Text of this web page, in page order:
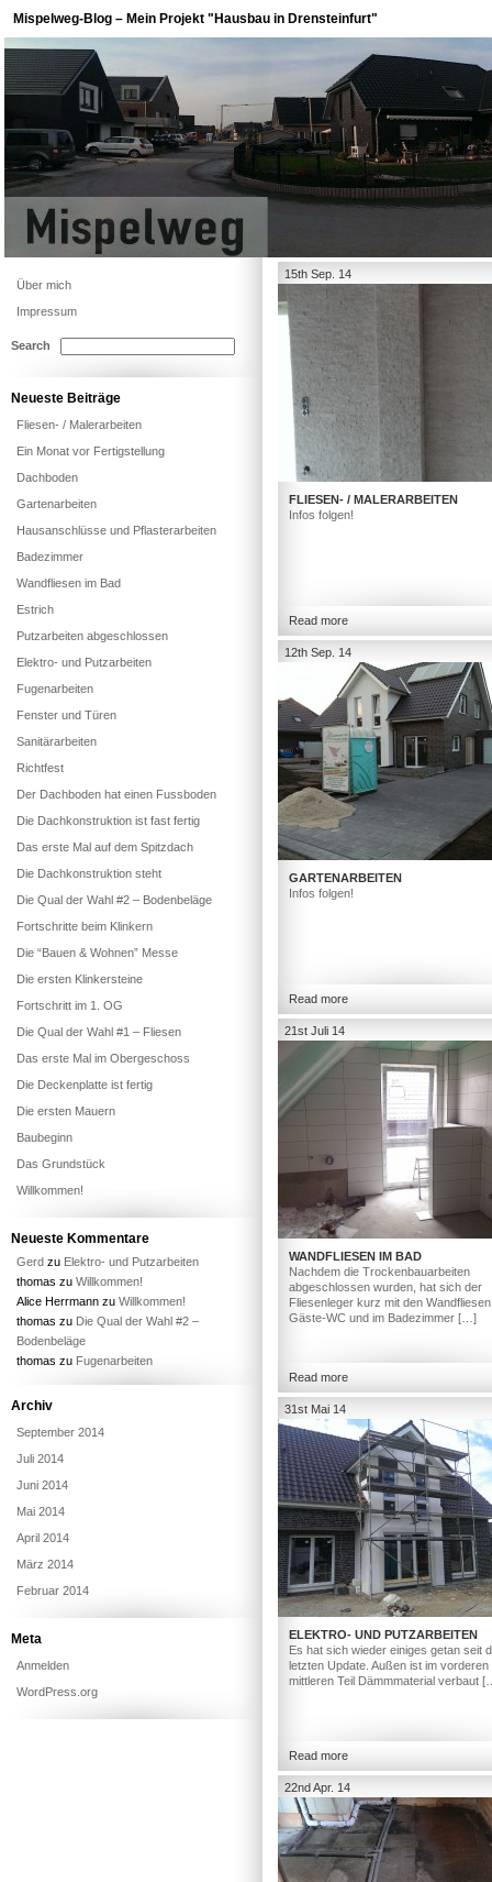
Mispelweg-Blog – Mein Projekt "Hausbau in Drensteinfurt"
15th Sep. 14
FLIESEN- / MALERARBEITEN
Infos folgen!
Read more
12th Sep. 14
GARTENARBEITEN
Infos folgen!
Read more
21st Juli 14
WANDFLIESEN IM BAD
Nachdem die Trockenbauarbeiten
abgeschlossen wurden, hat sich der
Fliesenleger kurz mit den
Gäste-WC und im Badezimmer […]
Read more
31st Mai 14
ELEKTRO- UND PUTZARBEITEN
Es hat sich wieder einiges getan seit
letzten Update. Außen ist im vorderen
mittleren Teil Dämmmaterial verbaut
Read more
22nd Apr. 14
Über mich
Impressum
Search
Neueste Beiträge
Fliesen- / Malerarbeiten
Ein Monat vor Fertigstellung
Dachboden
Gartenarbeiten
Hausanschlüsse und Pflasterarbeiten
Badezimmer
Wandfliesen im Bad
Estrich
Putzarbeiten abgeschlossen
Elektro- und Putzarbeiten
Fugenarbeiten
Fenster und Türen
Sanitärarbeiten
Richtfest
Der Dachboden hat einen Fussboden
Die Dachkonstruktion ist fast fertig
Das erste Mal auf dem Spitzdach
Die Dachkonstruktion steht
Die Qual der Wahl #2 – Bodenbeläge
Fortschritte beim Klinkern
Die “Bauen & Wohnen” Messe
Die ersten Klinkersteine
Fortschritt im 1. OG
Die Qual der Wahl #1 – Fliesen
Das erste Mal im Obergeschoss
Die Deckenplatte ist fertig
Die ersten Mauern
Baubeginn
Das Grundstück
Willkommen!
Neueste Kommentare
Gerd zu Elektro- und Putzarbeiten
thomas zu Willkommen!
Alice Herrmann zu Willkommen!
thomas zu Die Qual der Wahl #2 –
Bodenbeläge
thomas zu Fugenarbeiten
Archiv
September 2014
Juli 2014
Juni 2014
Mai 2014
April 2014
März 2014
Februar 2014
Meta
Anmelden
WordPress.org